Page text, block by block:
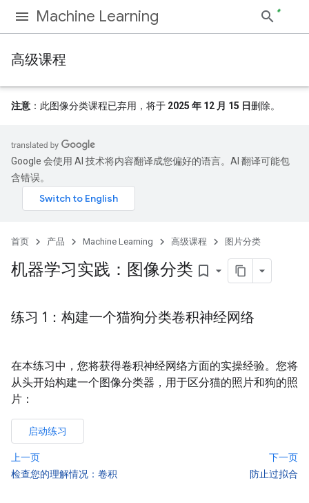
Machine Learning
高级课程
注意 ：此图像分类课程已弃用，将于 2025 年 12 月 15 日删除。
Google 会使用 AI 技术将内容翻译成您偏好的语言。AI 翻译可能包
含错误。
首页 产品 Machine Learning 高级课程 图片分类
机器学习实践：图像分类 bookmark_border
练习 1：构建一个猫狗分类卷积神经网络
在本练习中，您将获得卷积神经网络方面的实操经验。您将
从头开始构建一个图像分类器，用于区分猫的照片和狗的照
片：
启动练习
上一页
检查您的理解情况：卷积
下一页
防止过拟合